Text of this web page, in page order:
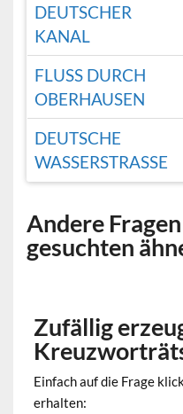
DEUTSCHER
KANAL
FLUSS DURCH
OBERHAUSEN
DEUTSCHE
WASSERSTRASSE
Andere
gesuchten
Zufällig
Einfach auf die Frage
erhalten: